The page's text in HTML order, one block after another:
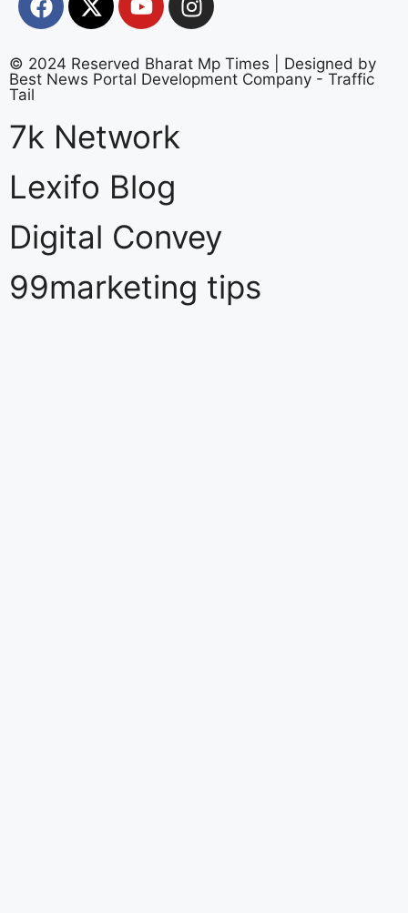
© 2024 Reserved Bharat Mp Times | Designed by
Best News Portal Development Company - Traffic
Tail
7k Network
Lexifo Blog
Digital Convey
99marketing tips